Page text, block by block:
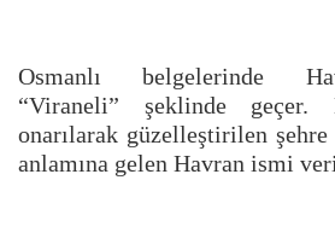
Osmanlı belgelerinde
“Viraneli” şeklinde geçer.
onarılarak güzelleştirilen
anlamına gelen Havran ismi